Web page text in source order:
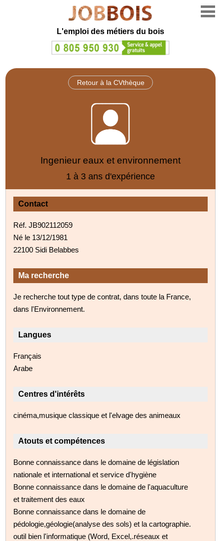
L'emploi des métiers du bois
Retour à la CVthèque
Ingenieur eaux et environnement
1 à 3 ans d'expérience
Contact
Réf. JB902112059
Né le 13/12/1981
22100 Sidi Belabbes
Ma recherche
Je recherche tout type de contrat, dans toute la France,
dans l'Environnement.
Langues
Français
Arabe
Centres d'intérêts
cinéma,musique classique et l'elvage des animeaux
Atouts et compétences
Bonne connaissance dans le domaine de législation
nationale et international et service d'hygiène
Bonne connaissance dans le domaine de l'aquaculture
et traitement des eaux
Bonne connaissance dans le domaine de
pédologie,géologie(analyse des sols) et la cartographie.
outil bien l'informatique (Word, Excel,.réseaux et